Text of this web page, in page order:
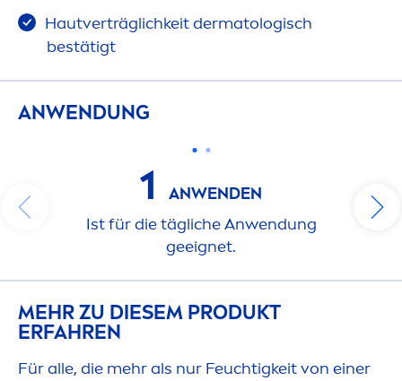
Hautverträglichkeit dermatologisch
bestätigt
ANWENDUNG
1
ANWENDEN
Ist für die tägliche Anwendung
geeignet.
MEHR ZU DIESEM PRODUKT
ERFAHREN
Für alle, die mehr als nur Feuchtigkeit von einer